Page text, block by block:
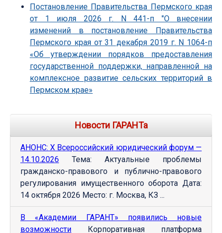
Постановление Правительства Пермского края
от 1 июля 2026 г. N 441-п "О внесении
изменений в постановление Правительства
Пермского края от 31 декабря 2019 г. N 1064-п
«Об утверждении порядков предоставления
государственной поддержки, направленной на
комплексное развитие сельских территорий в
Пермском крае»
Новости ГАРАНТа
АНОНС: Х Всероссийский юридический форум —
14.10.2026 Тема: Актуальные проблемы
гражданско-правового и публично-правового
регулирования имущественного оборота Дата:
14 октября 2026 Место: г. Москва, КЗ ...
В «Академии ГАРАНТ» появились новые
возможности Корпоративная платформа